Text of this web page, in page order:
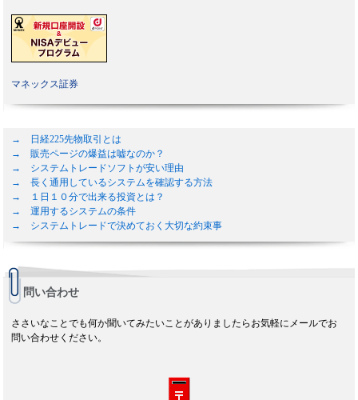
マネックス証券
→ 日経225先物取引とは
→ 販売ページの爆益は嘘なのか？
→ システムトレードソフトが安い理由
→ 長く通用しているシステムを確認する方法
→ １日１０分で出来る投資とは？
→ 運用するシステムの条件
→ システムトレードで決めておく大切な約束事
問い合わせ
ささいなことでも何か聞いてみたいことがありましたらお気軽にメールでお
問い合わせください。